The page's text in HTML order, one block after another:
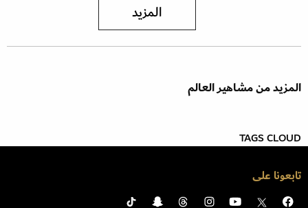
المزيد
المزيد من مشاهير العالم
TAGS CLOUD
تابعونا على